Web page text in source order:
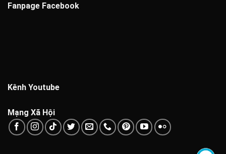
Fanpage Facebook
Kênh Youtube
Mạng Xã Hội